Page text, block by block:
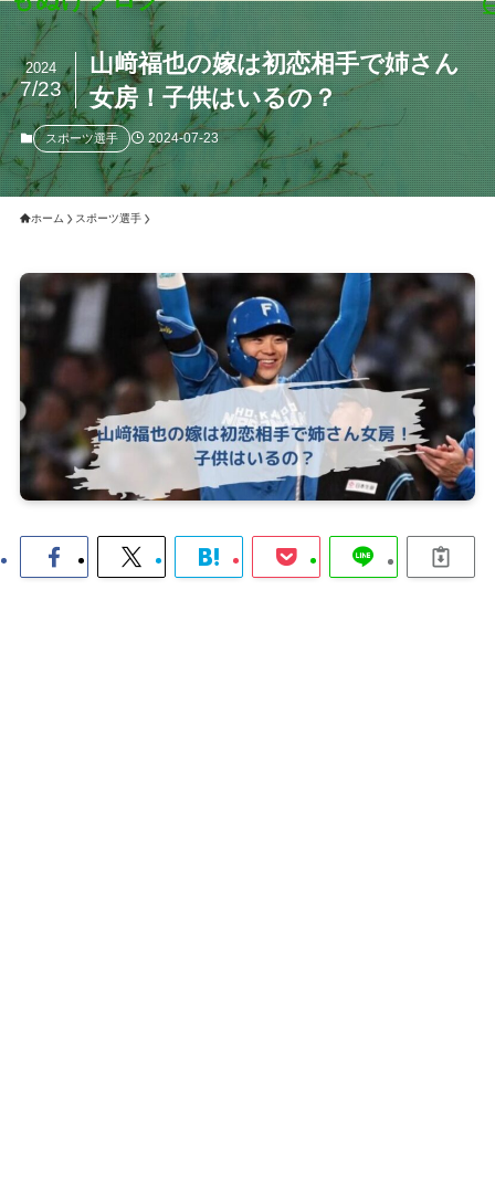
山﨑福也の嫁は初恋相手で姉さん
女房！子供はいるの？
2024
7/23
スポーツ選手 2024-07-23
ホーム スポーツ選手